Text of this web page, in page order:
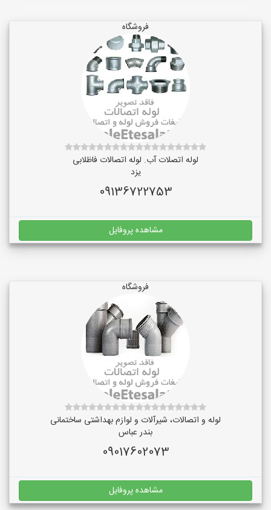
فروشگاه
لوله اتصلات آب. لوله اتصالات فاظلابی
یزد
09136722753
مشاهده پروفایل
فروشگاه
لوله و اتصالات، شیرآلات و لوازم بهداشتی ساختمانی
بندر عباس
09017602073
مشاهده پروفایل